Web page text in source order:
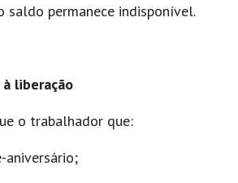
saldo permanece indisponível.
liberação
o trabalhador que:
aniversário;